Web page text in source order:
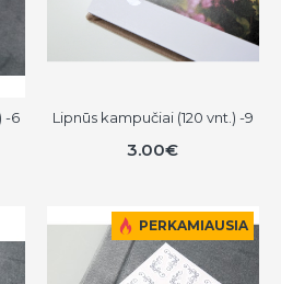
-6 Lipnūs kampučiai (120 vnt.) -9
3.00€
PERKAMIAUSIA